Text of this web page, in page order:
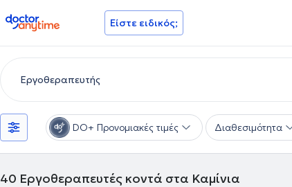
doctoranytime Είστε ειδικός;
DO+ Προνομιακές τιμές Διαθεσιμότητα
40 Εργοθεραπευτές κοντά στα Καμίνια